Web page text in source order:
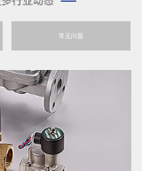
常见问题